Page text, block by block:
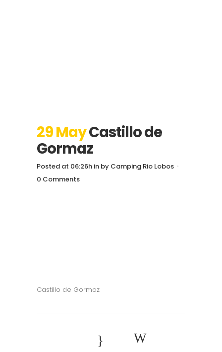
29 MayCastillo de
Gormaz
Posted at 06:26h in by Camping Rio Lobos
0 Comments
Castillo de Gormaz